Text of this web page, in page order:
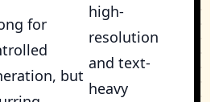
for
but
high-
resolution
and text-
heavy